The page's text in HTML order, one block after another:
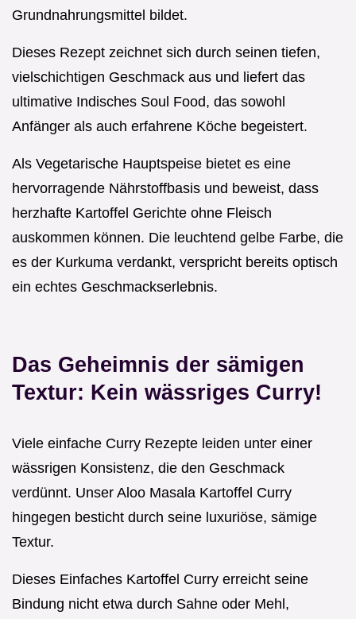
Grundnahrungsmittel bildet.
Dieses Rezept zeichnet sich durch seinen tiefen,
vielschichtigen Geschmack aus und liefert das
ultimative Indisches Soul Food, das sowohl
Anfänger als auch erfahrene Köche begeistert.
Als Vegetarische Hauptspeise bietet es eine
hervorragende Nährstoffbasis und beweist, dass
herzhafte Kartoffel Gerichte ohne Fleisch
auskommen können. Die leuchtend gelbe Farbe, die
es der Kurkuma verdankt, verspricht bereits optisch
ein echtes Geschmackserlebnis.
Das Geheimnis der sämigen
Textur: Kein wässriges Curry!
Viele einfache Curry Rezepte leiden unter einer
wässrigen Konsistenz, die den Geschmack
verdünnt. Unser Aloo Masala Kartoffel Curry
hingegen besticht durch seine luxuriöse, sämige
Textur.
Dieses Einfaches Kartoffel Curry erreicht seine
Bindung nicht etwa durch Sahne oder Mehl,